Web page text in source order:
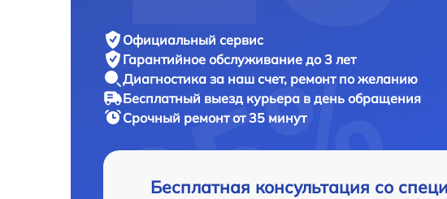
Официальный сервис
Гарантийное обслуживание до 3 лет
Диагностика за наш счет, ремонт по желанию
Бесплатный выезд курьера в день обращения
Срочный ремонтот 35 минут
Бесплатная консультация со